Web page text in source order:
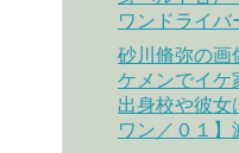
ワンドライバ
砂川脩弥の画
ケメンでイケ
出身校や彼女
ワン／０１】